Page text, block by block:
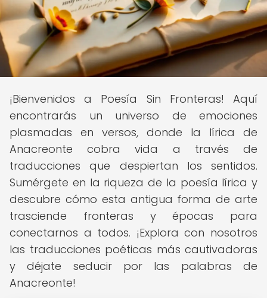
¡Bienvenidos a Poesía Sin Fronteras! Aquí
encontrarás un universo de emociones
plasmadas en versos, donde la lírica de
Anacreonte cobra vida a través de
traducciones que despiertan los sentidos.
Sumérgete en la riqueza de la poesía lírica y
descubre cómo esta antigua forma de arte
trasciende fronteras y épocas para
conectarnos a todos. ¡Explora con nosotros
las traducciones poéticas más cautivadoras
y déjate seducir por las palabras de
Anacreonte!